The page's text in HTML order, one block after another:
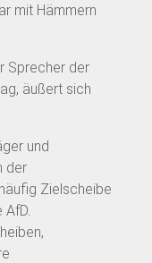
mit Hämmern
Sprecher der
äußert sich
und
der
Zielscheibe